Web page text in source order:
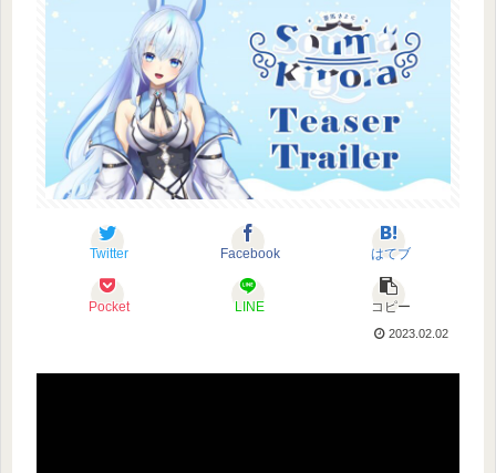
Twitter Facebook はてブ
Pocket LINE コピー
2023.02.02